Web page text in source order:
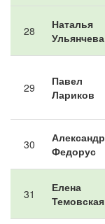
28
Наталья
Ульянчева
29
Павел
Лариков
30
Александр
Федорус
31
Елена
Темовская